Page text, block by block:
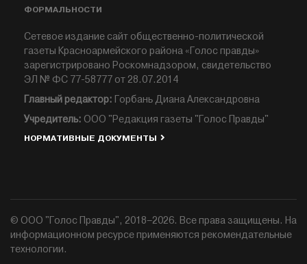
ФОРМАЛЬНОСТИ
Сетевое издание сайт общественно-политической
газеты Красноармейского района «Голос правды»
зарегистрировано Роскомнадзором, свидетельство
ЭЛ № ФС 77-58777 от 28.07.2014
Главный редактор: Горбань Диана Александровна
Учредитель: ООО "Редакция газеты "Голос Правды"
НОРМАТИВНЫЕ ДОКУМЕНТЫ
© ООО "Голос Правды", 2018–2026. Все права защищены. На
информационном ресурсе применяются рекомендательные
технологии.